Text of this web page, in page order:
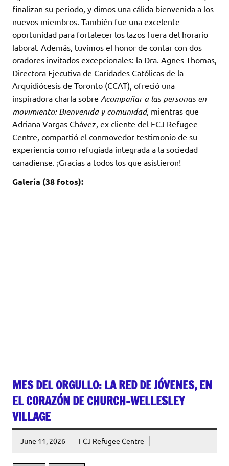
finalizan su periodo, y dimos una cálida bienvenida a los
nuevos miembros. También fue una excelente
oportunidad para fortalecer los lazos fuera del horario
laboral. Además, tuvimos el honor de contar con dos
oradores invitados excepcionales: la Dra. Agnes Thomas,
Directora Ejecutiva de Caridades Católicas de la
Arquidiócesis de Toronto (CCAT), ofreció una
inspiradora charla sobre Acompañar a las personas en
movimiento: Bienvenida y comunidad, mientras que
Adriana Vargas Chávez, ex cliente del FCJ Refugee
Centre, compartió el conmovedor testimonio de su
experiencia como refugiada integrada a la sociedad
canadiense. ¡Gracias a todos los que asistieron!
Galería (38 fotos):
MES DEL ORGULLO: LA RED DE JÓVENES, EN
EL CORAZÓN DE CHURCH-WELLESLEY
VILLAGE
June 11, 2026 FCJ Refugee Centre